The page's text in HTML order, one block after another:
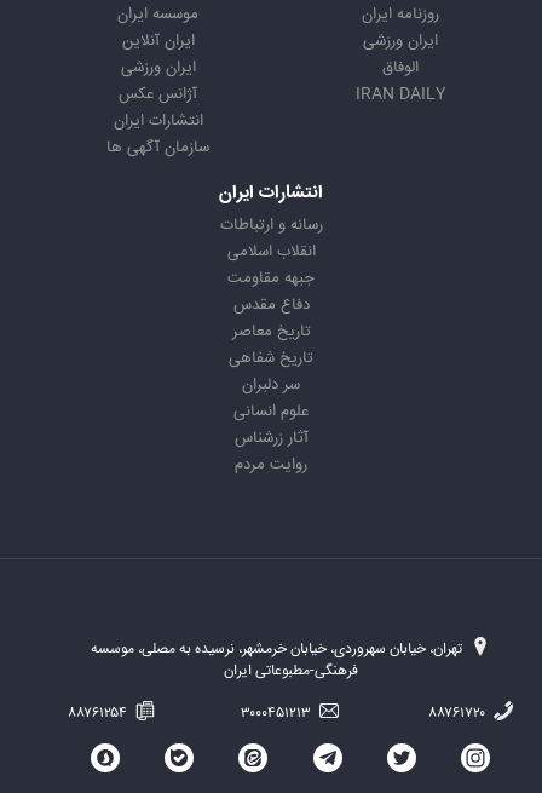
روزنامه ایران
ایران ورزشی
الوفاق
IRAN DAILY
موسسه ایران
ایران آنلاین
ایران ورزشی
آژانس عکس
انتشارات ایران
سازمان آگهی ها
انتشارات ایران
رسانه و ارتباطات
انقلاب اسلامی
جبهه مقاومت
دفاع مقدس
تاریخ معاصر
تاریخ شفاهی
سر دلبران
علوم انسانی
آثار زرشناس
روایت مردم
تهران، خیابان سهروردی، خیابان خرمشهر، نرسیده به مصلی، موسسه
فرهنگی-مطبوعاتی ایران